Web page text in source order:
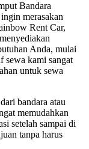
Bandara
merasakan
Rent Car,
Anda, mulai
sewa kami sangat
untuk sewa
bandara atau
memudahkan
setelah sampai di
tanpa harus